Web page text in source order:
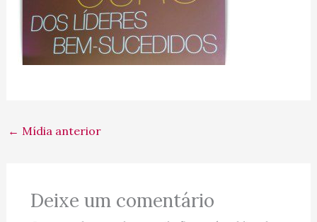
← Mídia anterior
Deixe um comentário